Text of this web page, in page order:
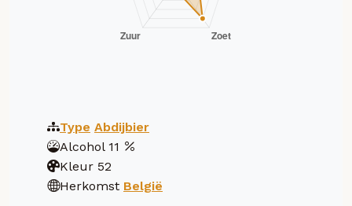
Type Abdijbier
Alcohol 11
Kleur 52
Herkomst België